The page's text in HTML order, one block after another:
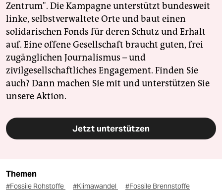
Zentrum". Die Kampagne unterstützt bundesweit
linke, selbstverwaltete Orte und baut einen
solidarischen Fonds für deren Schutz und Erhalt
auf. Eine offene Gesellschaft braucht guten, frei
zugänglichen Journalismus – und
zivilgesellschaftliches Engagement. Finden Sie
auch? Dann machen Sie mit und unterstützen Sie
unsere Aktion.
Jetzt unterstützen
Themen
#Fossile Rohstoffe #Klimawandel
#Fossile Brennstoffe